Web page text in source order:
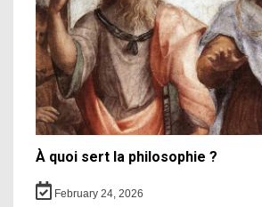
À quoi sert la philosophie ?
February 24, 2026